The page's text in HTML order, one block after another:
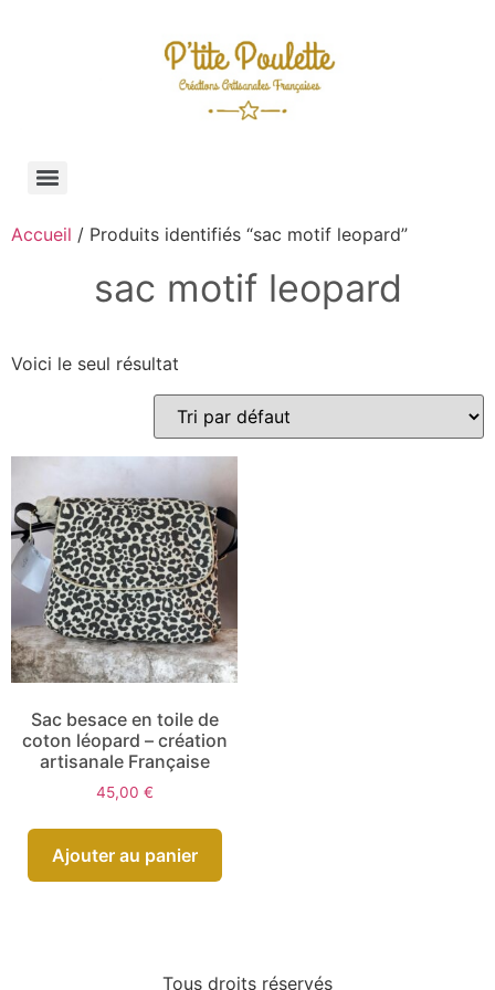
Accueil / Produits identifiés “sac motif leopard”
sac motif leopard
Voici le seul résultat
Sac besace en toile de
coton léopard – création
artisanale Française
45,00 €
Ajouter au panier
Tous droits réservés